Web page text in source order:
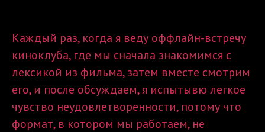
Каждый раз, когда я веду оффлайн-встречу
киноклуба, где мы сначала знакомимся с
лексикой из фильма, затем вместе смотрим
его, и после обсуждаем, я испытывю легкое
чувство неудовлетворенности, потому что
формат, в котором мы работаем, не